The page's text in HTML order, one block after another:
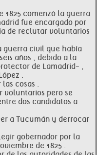
1825 comenzó la guerra
fue encargado por
de reclutar voluntarios
guerra civil que había
años , debido a la
de Lamadrid- ,
.
cosas .
voluntarios pero se
dos candidatos a
a Tucumán y derrocar
gobernador por la
de 1825 .